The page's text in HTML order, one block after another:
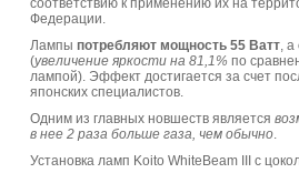
соответствию к применению их на
Федерации.
Лампы потребляют мощность 55 Ватт, а
(увеличение яркости на 81,1% по
лампой). Эффект достигается за счет
японских специалистов.
Одним из главных новшеств является
в нее 2 раза больше газа, чем обычно.
Установка ламп Koito WhiteBeam III с